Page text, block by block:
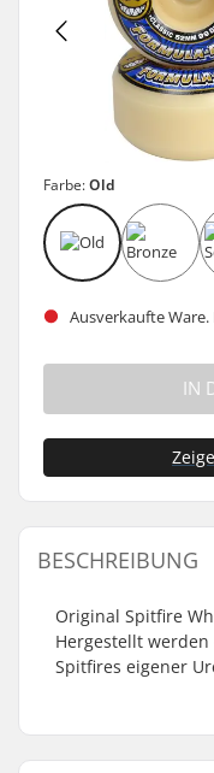
Farbe:Old
Ausverkaufte
IN
BESCHREIBUNG
Original Spitfire
Hergestellt werden
Spitfires eigener